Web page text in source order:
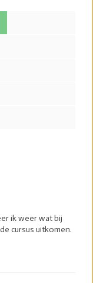
ik weer wat bij
cursus uitkomen.